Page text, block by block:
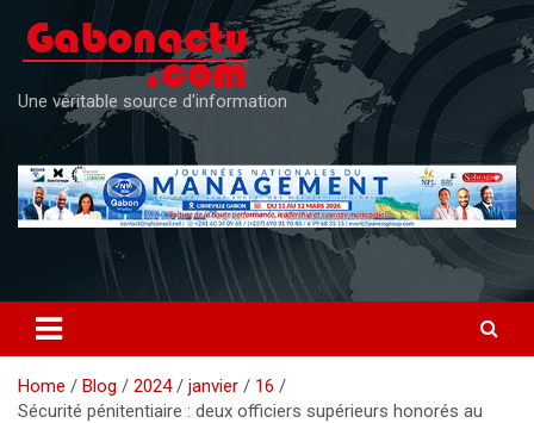
content
Une véritable source d'information
Home Blog 2024 janvier
16
Sécurité pénitentiaire : deux officiers supérieurs honorés au